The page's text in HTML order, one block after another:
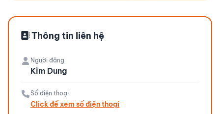
Thông tin liên hệ
Người đăng
Kim Dung
Số điện thoại
Click để xem số điện thoại